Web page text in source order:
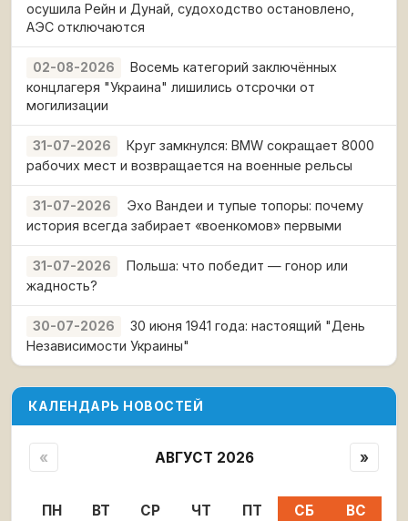
осушила Рейн и Дунай, судоходство остановлено,
АЭС отключаются
02-08-2026
Восемь категорий заключённых
концлагеря "Украина" лишились отсрочки от
могилизации
31-07-2026
Круг замкнулся: BMW сокращает 8000
рабочих мест и возвращается на военные рельсы
31-07-2026
Эхо Вандеи и тупые топоры: почему
история всегда забирает «военкомов» первыми
31-07-2026
Польша: что победит — гонор или
жадность?
30-07-2026
30 июня 1941 года: настоящий "День
Независимости Украины"
КАЛЕНДАРЬ НОВОСТЕЙ
« АВГУСТ 2026 »
ПН ВТ СР ЧТ ПТ СБ
ВС